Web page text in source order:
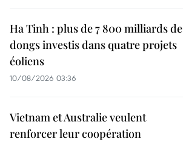
Ha Tinh : plus de 7 800 milliards de
dongs investis dans quatre projets
éoliens
10/08/2026 03:36
Vietnam et Australie veulent
renforcer leur coopération